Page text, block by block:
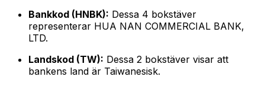
Bankkod (HNBK): Dessa 4 bokstäver
representerar HUA NAN COMMERCIAL BANK,
LTD.
Landskod (TW): Dessa 2 bokstäver visar att
bankens land är Taiwanesisk.